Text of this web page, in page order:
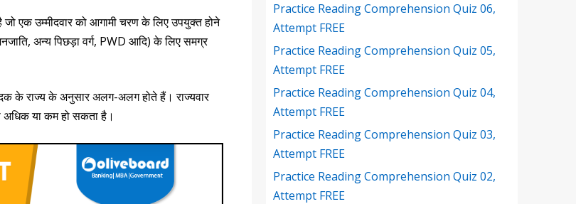
उम्मीदवार को आगामी चरण के लिए उपयुक्त होने
अन्य पिछड़ा वर्ग, PWD आदि) के लिए समग्र
के राज्य के अनुसार अलग-अलग होते हैं। राज्यवार
या कम हो सकता है।
Practice Reading Comprehension Quiz 06,
Attempt FREE
Practice Reading Comprehension Quiz 05,
Attempt FREE
Practice Reading Comprehension Quiz 04,
Attempt FREE
Practice Reading Comprehension Quiz 03,
Attempt FREE
Practice Reading Comprehension Quiz 02,
Attempt FREE